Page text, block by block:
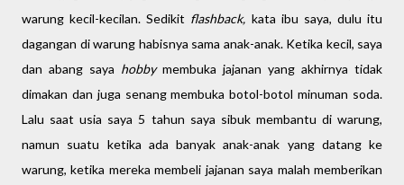
warung kecil-kecilan. Sedikit flashback, kata ibu saya, dulu itu
dagangan di warung habisnya sama anak-anak. Ketika kecil, saya
dan abang saya hobby membuka jajanan yang akhirnya tidak
dimakan dan juga senang membuka botol-botol minuman soda.
Lalu saat usia saya 5 tahun saya sibuk membantu di warung,
namun suatu ketika ada banyak anak-anak yang datang ke
warung, ketika mereka membeli jajanan saya malah memberikan